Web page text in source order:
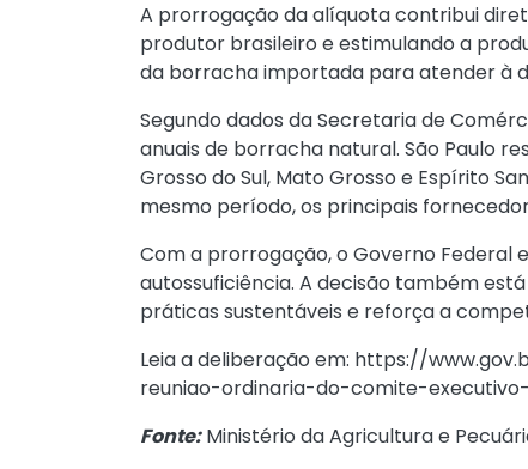
A prorrogação da alíquota contribui
produtor brasileiro e estimulando a
da borracha importada para atender à
Segundo dados da Secretaria de
anuais de borracha natural. São Paulo
Grosso do Sul, Mato Grosso e Espírito
mesmo período, os principais
Com a prorrogação, o Governo Federal
autossuficiência. A decisão também
práticas sustentáveis e reforça a
Leia a deliberação em: https://
reuniao-ordinaria-do-comite-
Fonte:Ministério da Agricultura e